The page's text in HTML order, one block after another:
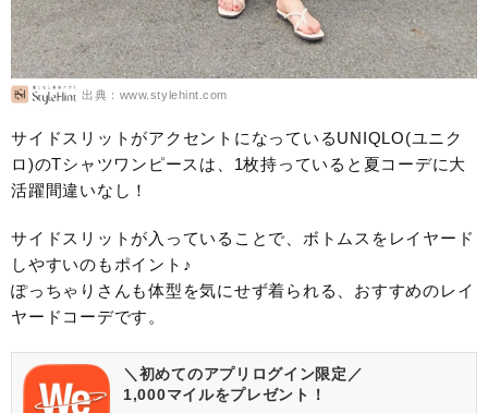
出典：www.stylehint.com
サイドスリットがアクセントになっているUNIQLO(ユニク
ロ)のTシャツワンピースは、1枚持っていると夏コーデに大
活躍間違いなし！
サイドスリットが入っていることで、ボトムスをレイヤード
しやすいのもポイント♪
ぽっちゃりさんも体型を気にせず着られる、おすすめのレイ
ヤードコーデです。
＼初めてのアプリログイン限定／
1,000マイルをプレゼント！